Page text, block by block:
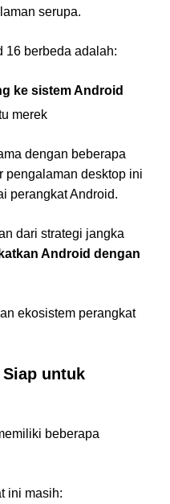
serupa.
16 berbeda adalah:
ke sistem Android
merek
dengan beberapa
pengalaman desktop ini
perangkat Android.
dari strategi jangka
Android dengan
ekosistem perangkat
untuk
beberapa
ini masih: